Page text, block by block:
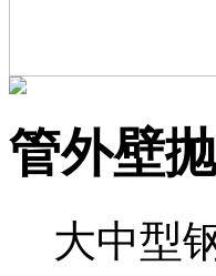
管外壁
大中型